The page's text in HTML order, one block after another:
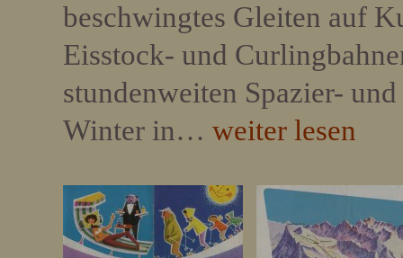
beschwingtes Gleiten auf
Eisstock- und
stundenweiten Spazier-
Winter in… weiter lesen